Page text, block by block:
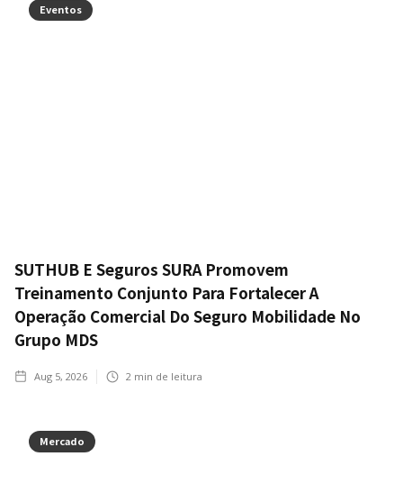
Eventos
SUTHUB E Seguros SURA Promovem
Treinamento Conjunto Para Fortalecer A
Operação Comercial Do Seguro Mobilidade No
Grupo MDS
Aug 5, 2026 2 min de leitura
Mercado